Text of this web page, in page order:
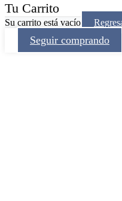
Tu Carrito
Su carrito está vacío
Seguir comprando